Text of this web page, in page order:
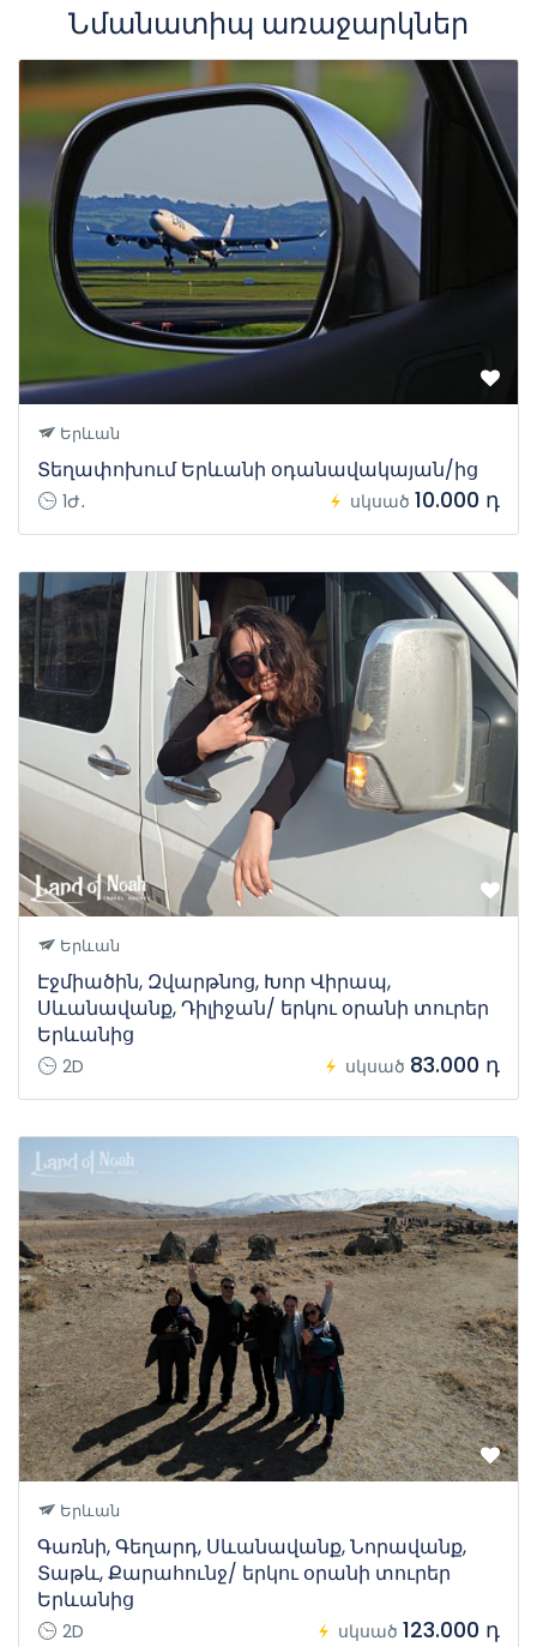
Նմանատիպ առաջարկներ
Երևան
Տեղափոխում Երևանի օդանավակայան/ից
1Ժ․ սկսած 10.000 դ
Երևան
Էջմիածին, Զվարթնոց, Խոր Վիրապ,
Սևանավանք, Դիլիջան/ երկու օրանի տուրեր
Երևանից
2D սկսած 83.000 դ
Երևան
Գառնի, Գեղարդ, Սևանավանք, Նորավանք,
Տաթև, Քարահունջ/ երկու օրանի տուրեր
Երևանից
2D սկսած 123.000 դ